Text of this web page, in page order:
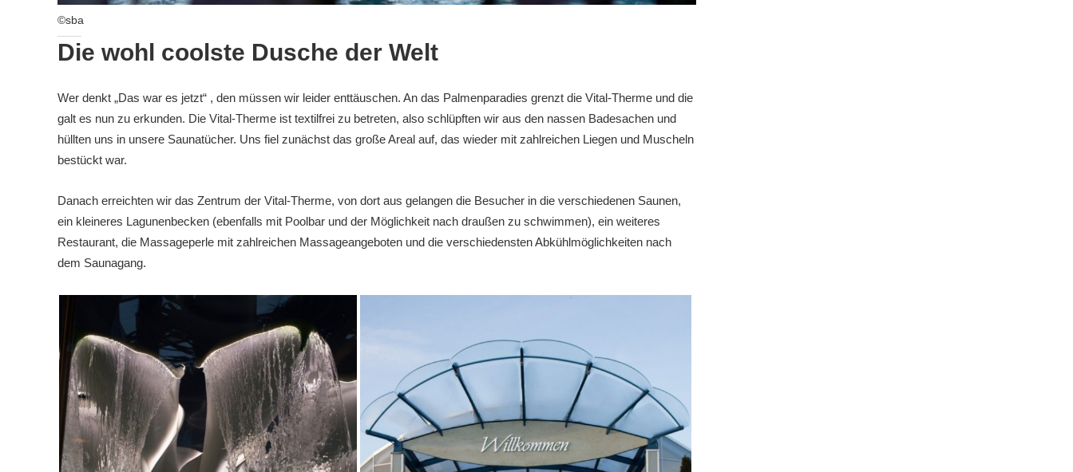
©sba
Die wohl coolste Dusche der Welt
Wer denkt „Das war es jetzt“ , den müssen wir leider enttäuschen. An das Palmenparadies grenzt die Vital-Therme und die
galt es nun zu erkunden. Die Vital-Therme ist textilfrei zu betreten, also schlüpften wir aus den nassen Badesachen und
hüllten uns in unsere Saunatücher. Uns fiel zunächst das große Areal auf, das wieder mit zahlreichen Liegen und Muscheln
bestückt war.
Danach erreichten wir das Zentrum der Vital-Therme, von dort aus gelangen die Besucher in die verschiedenen Saunen,
ein kleineres Lagunenbecken (ebenfalls mit Poolbar und der Möglichkeit nach draußen zu schwimmen), ein weiteres
Restaurant, die Massageperle mit zahlreichen Massageangeboten und die verschiedensten Abkühlmöglichkeiten nach
dem Saunagang.